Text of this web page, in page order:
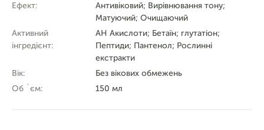
Ефект:
Антивіковий; Вирівнювання тону;
Матуючий; Очищаючий
Активний
інгредієнт:
АН Акислоти; Бетаїн; глутатіон;
Пептиди; Пантенол; Рослинні
екстракти
Вік:
Без вікових обмежень
Об `єм:
150 мл